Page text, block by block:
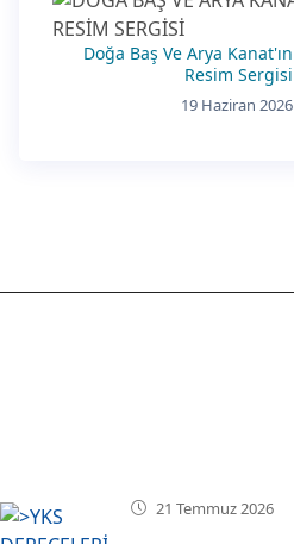
Doğa Baş Ve Arya Kanat'ın
Resim Sergisi
19 Haziran 2026
21 Temmuz 2026